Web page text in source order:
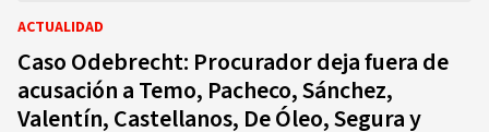
ACTUALIDAD
Caso Odebrecht: Procurador deja fuera de
acusación a Temo, Pacheco, Sánchez,
Valentín, Castellanos, De Óleo, Segura y